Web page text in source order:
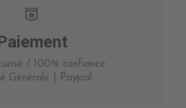
/ 100% confiance
Générale | Paypal